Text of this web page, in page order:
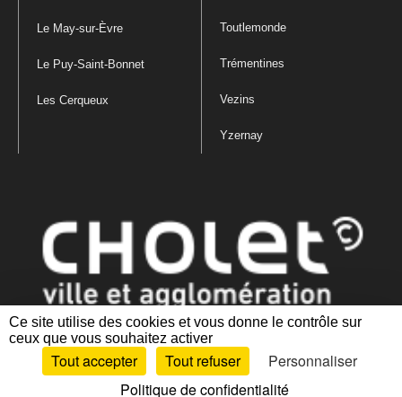
Ce site utilise des cookies et vous donne le contrôle sur
ceux que vous souhaitez activer
Tout accepter Tout refuser
Personnaliser
Politique de confidentialité
Le May-sur-Èvre
Le Puy-Saint-Bonnet
Les Cerqueux
Toutlemonde
Trémentines
Vezins
Yzernay
Mentions légales|Politique de confidentialité
des cookies |Plan du site Accessibilité : partiellement conforme